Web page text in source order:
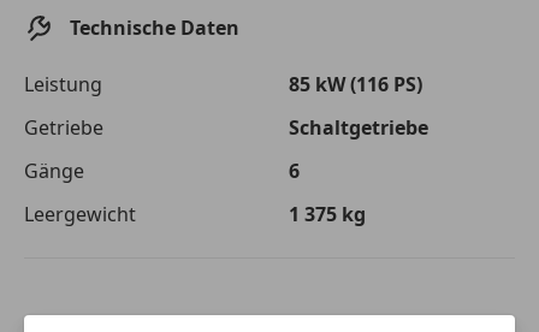
Technische Daten
Leistung
85 kW (116 PS)
Getriebe
Schaltgetriebe
Gänge
6
Leergewicht
1 375 kg